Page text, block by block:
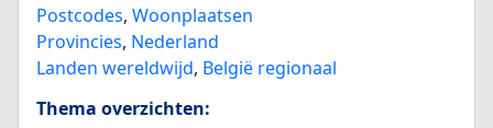
Postcodes, Woonplaatsen
Provincies, Nederland
Landen wereldwijd, België regionaal
Thema overzichten: